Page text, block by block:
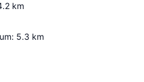
km
: 5.3 km